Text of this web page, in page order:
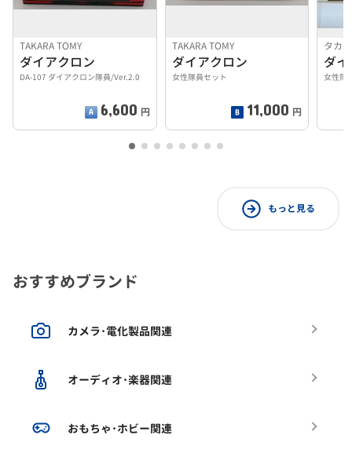
TAKARA TOMY
ダイアクロン
DA-107 ダイアクロン隊員/Ver.2.0
6,600 円
TAKARA TOMY
ダイアクロン
女性隊員セット
11,000 円
タカ
ダ
女性隊
もっと見る
おすすめブランド
カメラ･電化製品関連
オーディオ･楽器関連
おもちゃ･ホビー関連